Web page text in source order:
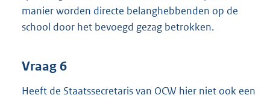
manier worden directe belanghebbenden op de
school door het bevoegd gezag betrokken.
Vraag 6
Heeft de Staatssecretaris van OCW hier niet ook een